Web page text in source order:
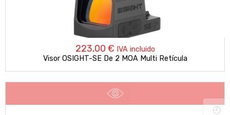
223,00 € IVA incluido
Visor OSIGHT-SE De 2 MOA Multi Retícula